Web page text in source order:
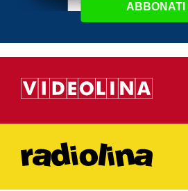
ABBONATI